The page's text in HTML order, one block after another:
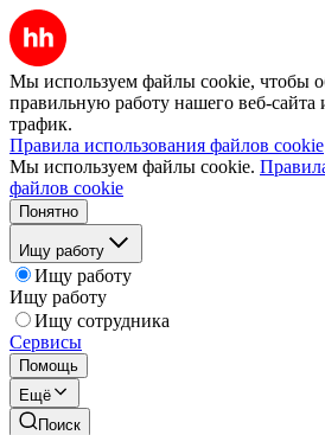
Мы используем файлы cookie, чтобы
правильную работу нашего веб-сайта
трафик.
Правила использования файлов cookie
Мы используем файлы cookie.
файлов cookie
Понятно
Ищу работу
Ищу работу
Ищу работу
Ищу сотрудника
Сервисы
Помощь
Ещё
Поиск